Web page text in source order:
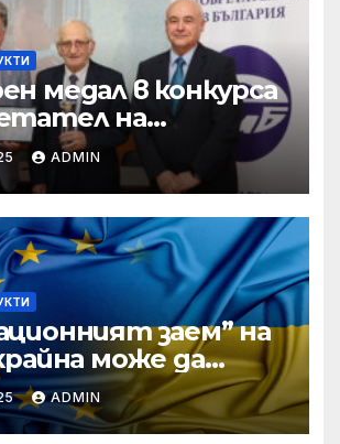
медал в конкурса
на
за учени от БАН
ADMIN
заем” на
може да
130 милиарда
ADMIN